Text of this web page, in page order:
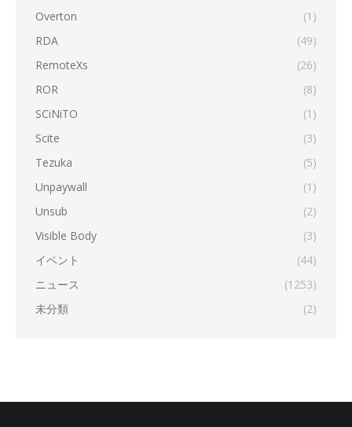
Overton
(1)
RDA
(49)
RemoteXs
(26)
ROR
(8)
SCiNiTO
(1)
Scite
(3)
Tezuka
(5)
Unpaywall
(1)
Unsub
(2)
Visible Body
(3)
イベント
(44)
ニュース
(1253)
未分類
(2)